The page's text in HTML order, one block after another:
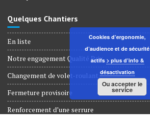
Quelques Chantiers
En liste
Notre engagement Qualité Prix
Changement de volet-roulant
Fermeture provisoire
Renforcement d’une serrure
Cookies d’ergonomie,
d’audience et de sécurité
actifs > plus d’info &
désactivation
Ou accepter le
service